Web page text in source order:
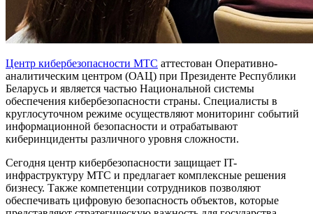
Центр кибербезопасности МТС аттестован Оперативно-
аналитическим центром (ОАЦ) при Президенте Республики
Беларусь и является частью Национальной системы
обеспечения кибербезопасности страны. Специалисты в
круглосуточном режиме осуществляют мониторинг событий
информационной безопасности и отрабатывают
киберинциденты различного уровня сложности.
Сегодня центр кибербезопасности защищает IT-
инфраструктуру МТС и предлагает комплексные решения
бизнесу. Также компетенции сотрудников позволяют
обеспечивать цифровую безопасность объектов, которые